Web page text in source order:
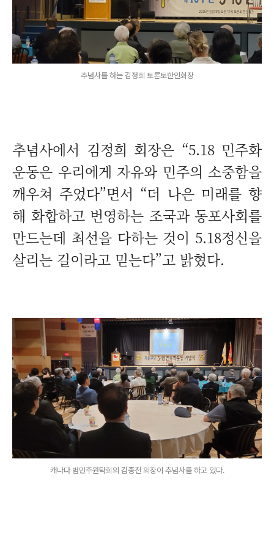
추념사를 하는 김정희 토론토한인회장
추념사에서 김정희 회장은 “5.18 민주화
운동은 우리에게 자유와 민주의 소중함을
깨우쳐 주었다”면서 “더 나은 미래를 향
해 화합하고 번영하는 조국과 동포사회를
만드는데 최선을 다하는 것이 5.18정신을
살리는 길이라고 믿는다”고 밝혔다.
캐나다 범민주원탁회의 김종천 의장이 추념사를 하고 있다.